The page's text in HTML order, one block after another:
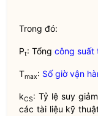
Trong đó:
Pt: Tổng công suất
Tmax: Số giờ vận
kCS: Tỷ lệ suy
các tài liệu kỹ